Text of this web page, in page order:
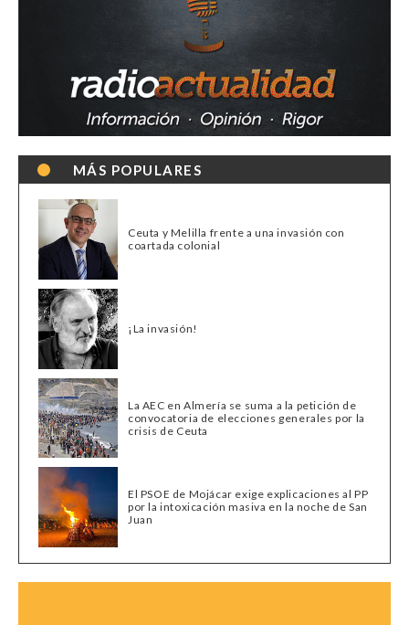
MÁS POPULARES
Ceuta y Melilla frente a una invasión con
coartada colonial
¡La invasión!
La AEC en Almería se suma a la petición de
convocatoria de elecciones generales por la
crisis de Ceuta
El PSOE de Mojácar exige explicaciones al PP
por la intoxicación masiva en la noche de San
Juan